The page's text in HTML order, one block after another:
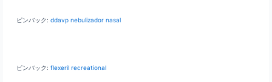
ピンバック: ddavp nebulizador nasal
ピンバック: flexeril recreational